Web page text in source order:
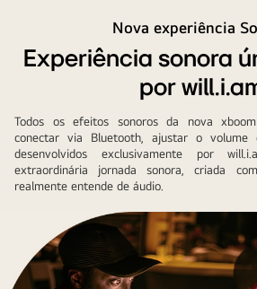
Nova experiência
Experiência sonora
por
Todos os efeitos sonoros da nova
conectar via Bluetooth, ajustar o
desenvolvidos exclusivamente por
extraordinária jornada sonora, criada
realmente entende de áudio.